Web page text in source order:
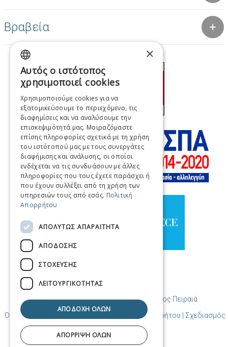
Βραβεία
© Copyright Προορισμός Πειραιάς / Δήμος Πειραιά
Όροι χρήσης | Πολιτική Cookies | Πολιτική Απορρήτου | Σχεδιασμός
GREEK
FRENCH
ITALIAN
GERMAN
SPANISH
CHINESE (SIMPLIFIED)
CHINESE
×
Αυτός ο ιστότοπος
χρησιμοποιεί cookies
Χρησιμοποιούμε cookies για να
εξατομικεύσουμε το περιεχόμενο, τις
διαφημίσεις και να αναλύσουμε την
επισκεψιμότητά μας. Μοιραζόμαστε
επίσης πληροφορίες σχετικά με τη χρήση
του ιστότοπού μας με τους συνεργάτες
διαφήμισης και ανάλυσης, οι οποίοι
ενδέχεται να τις συνδυάσουν με άλλες
πληροφορίες που τους έχετε παράσχει ή
που έχουν συλλέξει από τη χρήση των
υπηρεσιών τους από εσάς. Πολιτική
Απορρήτου
ΑΠΟΛΎΤΩΣ ΑΠΑΡΑΊΤΗΤΑ
ΑΠΌΔΟΣΗΣ
ΣΤΌΧΕΥΣΗΣ
ΛΕΙΤΟΥΡΓΙΚΌΤΗΤΑΣ
ΑΠΟΔΟΧΉ ΌΛΩΝ
ΑΠΌΡΡΙΨΗ ΌΛΩΝ